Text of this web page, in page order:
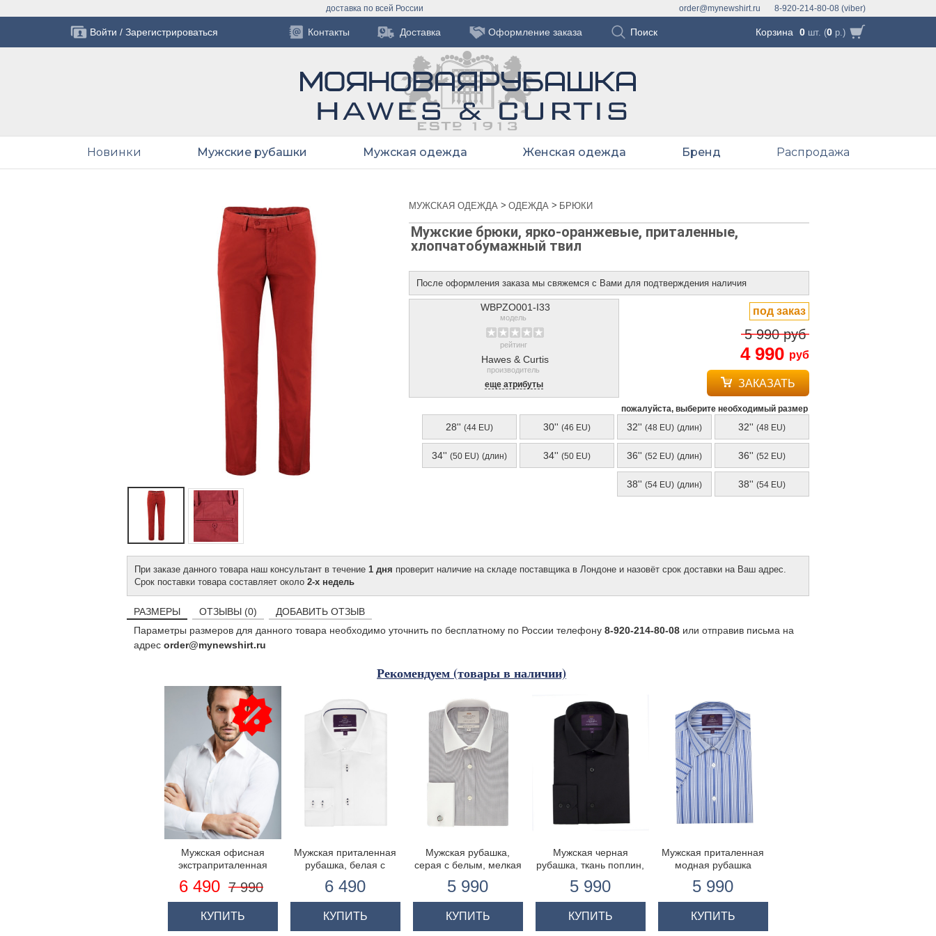
8-920-214-80-08 (viber)
order@mynewshirt.ru
доставка по всей России
Войти / Зарегистрироваться Корзина 0 шт. (0 р.)
Контакты Доставка Оформление заказа
Новинки Мужские рубашки Мужская одежда Женская одежда Бренд Распродажа
МУЖСКАЯ ОДЕЖДА > ОДЕЖДА > БРЮКИ
Мужские брюки, ярко-оранжевые, приталенные,
хлопчатобумажный твил
После оформления заказа мы свяжемся с Вами для подтверждения наличия
WBPZO001-I33
модель
рейтинг
Hawes & Curtis
производитель
еще атрибуты
под заказ
5 990 руб
4 990 руб
ЗАКАЗАТЬ
пожалуйста, выберите необходимый размер
28'' (44 EU) 30'' (46 EU) 32'' (48 EU) (длин) 32'' (48 EU)
34'' (50 EU) (длин) 34'' (50 EU) 36'' (52 EU) (длин) 36'' (52 EU)
38'' (54 EU) (длин) 38'' (54 EU)
При заказе данного товара наш консультант в течение 1 дня проверит наличие на складе поставщика в Лондоне и назовёт срок доставки на Ваш адрес.
Срок поставки товара составляет около 2-х недель
РАЗМЕРЫ ОТЗЫВЫ (0)
ДОБАВИТЬ ОТЗЫВ
Параметры размеров для данного товара необходимо уточнить по бесплатному по России телефону 8-920-214-80-08 или отправив письма на
адрес order@mynewshirt.ru
Рекомендуем (товары в наличии)
Мужская офисная
экстраприталенная
James, новый стрейч
фит
6 490 7 990
КУПИТЬ
Мужская приталенная
рубашка, белая с
деталями - манжеты на
пуговицах
6 490
КУПИТЬ
Мужская рубашка,
серая с белым, мелкая
приталенная с
контрастно белым
воротником и
5 990
КУПИТЬ
Мужская черная
рубашка, ткань поплин,
одинарные манжеты.
5 990
КУПИТЬ
Мужская приталенная
модная рубашка
широкую полоску с
коротким рукавом
5 990
КУПИТЬ